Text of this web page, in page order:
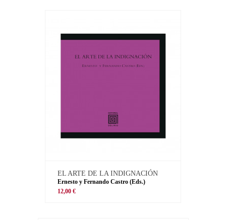
EL ARTE DE LA INDIGNACIÓN
Ernesto y Fernando Castro (Eds.)
12,00 €